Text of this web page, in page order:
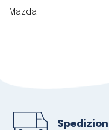
Mazda